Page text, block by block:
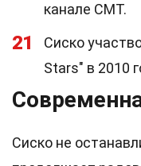
канале CMT.
21
Сиско
Stars" в 2010
Сиско не